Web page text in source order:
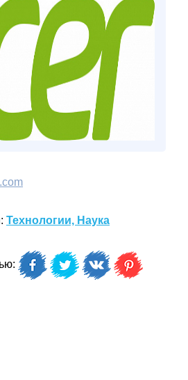
Технологии, Наука